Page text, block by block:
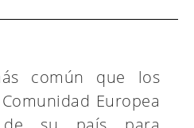
común que los
Europea